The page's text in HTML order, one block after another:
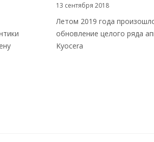
13 сентября 2018
Летом 2019 года
обновление целого ряда
Kyocera